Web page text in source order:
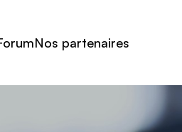
Nos partenaires